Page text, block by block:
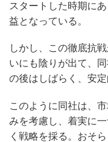
スタートした時期に
益となっている。
しかし、この徹底抗
いにも陰りが出て、
の後はしばらく、安
このように同社は、
みを考慮し、着実に
く戦略を採る。おそ